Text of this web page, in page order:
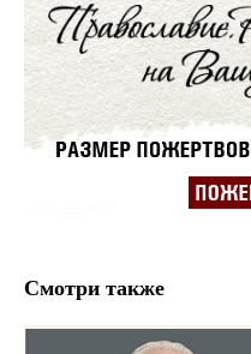
Смотри также